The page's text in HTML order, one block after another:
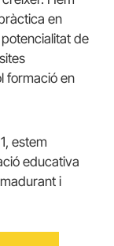
en
de
formació en
estem
educativa
i